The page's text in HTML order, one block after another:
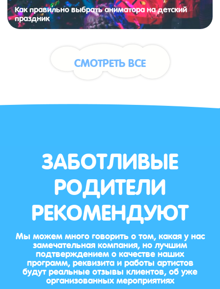
Как правильно выбрать аниматора на детский
праздник
СМОТРЕТЬ ВСЕ
ЗАБОТЛИВЫЕ
РОДИТЕЛИ
РЕКОМЕНДУЮТ
Мы можем много говорить о том, какая у нас
замечательная компания, но лучшим
подтверждением о качестве наших
программ, реквизита и работы артистов
будут реальные отзывы клиентов, об уже
организованных мероприятиях